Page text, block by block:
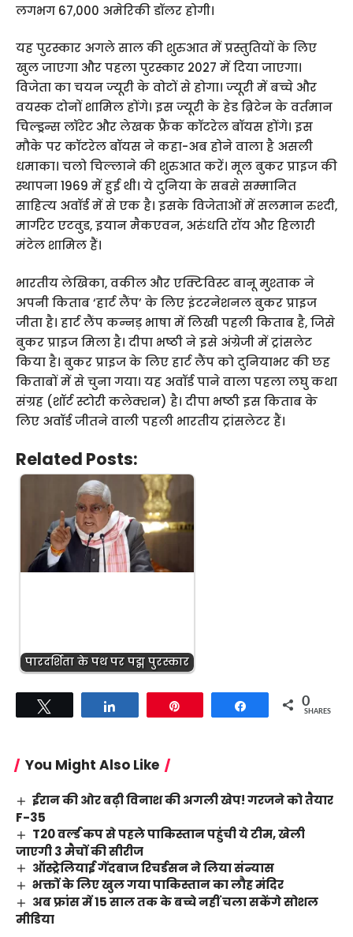
लगभग 67,000 अमेरिकी डॉलर होगी।
यह पुरस्कार अगले साल की शुरुआत में प्रस्तुतियों के लिए
खुल जाएगा और पहला पुरस्कार 2027 में दिया जाएगा।
विजेता का चयन ज्‍यूरी के वोटों से होगा। ज्‍यूरी में बच्चे और
वयस्‍क दोनों शामिल होंगे। इस ज्‍यूरी के हेड ब्रिटेन के वर्तमान
चिल्ड्रन्स लॉरेट और लेखक फ्रैंक कॉटरेल बॉयस होंगे। इस
मौके पर कॉटरेल बॉयस ने कहा-अब होने वाला है असली
धमाका। चलो चिल्लाने की शुरुआत करें। मूल बुकर प्राइज की
स्थापना 1969 में हुई थी। ये दुनिया के सबसे सम्‍मानित
साहित्‍य अवॉर्ड में से एक है। इसके विजेताओं में सलमान रुश्दी,
मार्गरेट एटवुड, इयान मैकएवन, अरुंधति रॉय और हिलारी
मंटेल शामिल हैं।
भारतीय लेखिका, वकील और एक्टिविस्ट बानू मुश्ताक ने
अपनी किताब ‘हार्ट लैंप’ के लिए इंटरनेशनल बुकर प्राइज
जीता है। हार्ट लैंप कन्नड़ भाषा में लिखी पहली किताब है, जिसे
बुकर प्राइज मिला है। दीपा भष्ठी ने इसे अंग्रेजी में ट्रांसलेट
किया है। बुकर प्राइज के लिए हार्ट लैंप को दुनियाभर की छह
किताबों में से चुना गया। यह अवॉर्ड पाने वाला पहला लघु कथा
संग्रह (शॉर्ट स्टोरी कलेक्शन) है। दीपा भष्ठी इस किताब के
लिए अवॉर्ड जीतने वाली पहली भारतीय ट्रांसलेटर हैं।
Related Posts:
पारदर्शिता के पथ पर पद्म पुरस्कार
Share 0
SHARES
You Might Also Like
ईरान की ओर बढ़ी विनाश की अगली खेप! गरजने को तैयार
F-35
T20 वर्ल्ड कप से पहले पाकिस्तान पहुंची ये टीम, खेली
जाएगी 3 मैचों की सीरीज
ऑस्ट्रेलियाई गेंदबाज रिचर्डसन ने लिया संन्यास
भक्तों के लिए खुल गया पाकिस्तान का लौह मंदिर
अब फ्रांस में 15 साल तक के बच्चे नहीं चला सकेंगे सोशल
मीडिया